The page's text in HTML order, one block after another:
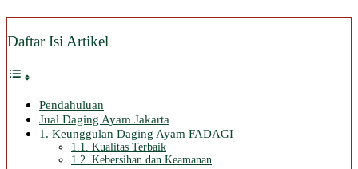
Daftar Isi Artikel
Pendahuluan
Jual Daging Ayam Jakarta
1. Keunggulan Daging Ayam FADAGI
1.1. Kualitas Terbaik
1.2. Kebersihan dan Keamanan